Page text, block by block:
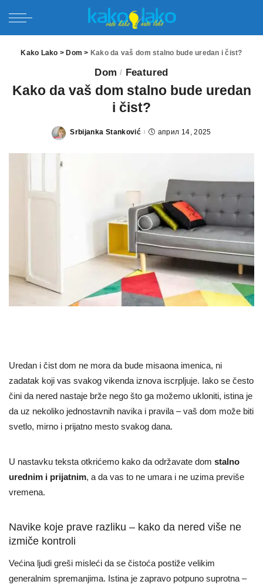
Kako Lako > Dom > Kako da vaš dom stalno bude uredan i čist?
Dom Featured
Kako da vaš dom stalno bude uredan
i čist?
Posted
Srbijanka Stanković април 14, 2025
Uredan i čist dom ne mora da bude misaona imenica, ni
zadatak koji vas svakog vikenda iznova iscrpljuje. Iako se često
čini da nered nastaje brže nego što ga možemo ukloniti, istina je
da uz nekoliko jednostavnih navika i pravila – vaš dom može biti
svetlo, mirno i prijatno mesto svakog dana.
U nastavku teksta otkrićemo kako da održavate dom stalno
urednim i prijatnim, a da vas to ne umara i ne uzima previše
vremena.
Navike koje prave razliku – kako da nered više ne
izmiče kontroli
Većina ljudi greši misleći da se čistoća postiže velikim
generalnim spremanjima. Istina je zapravo potpuno suprotna –